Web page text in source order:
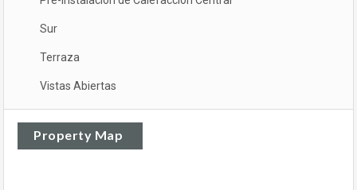
Sur
Terraza
Vistas Abiertas
Property Map